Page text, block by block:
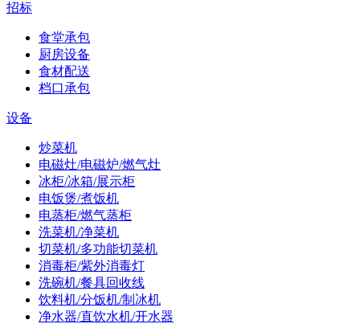
招标
食堂承包
厨房设备
食材配送
档口承包
设备
炒菜机
电磁灶/电磁炉/燃气灶
冰柜/冰箱/展示柜
电饭煲/煮饭机
电蒸柜/燃气蒸柜
洗菜机/净菜机
切菜机/多功能切菜机
消毒柜/紫外消毒灯
洗碗机/餐具回收线
饮料机/分饭机/制冰机
净水器/直饮水机/开水器